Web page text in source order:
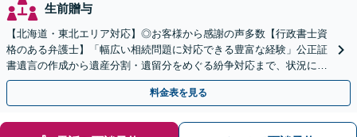
生前贈与
【北海道・東北エリア対応】◎お客様から感謝の声多数【行政書士資
格のある弁護士】「幅広い相続問題に対応できる豊富な経験」公正証
書遺言の作成から遺産分割・遺留分をめぐる紛争対応まで、状況に応
じた最適な方法をご提案します【夜間相談可】
料金表を見る